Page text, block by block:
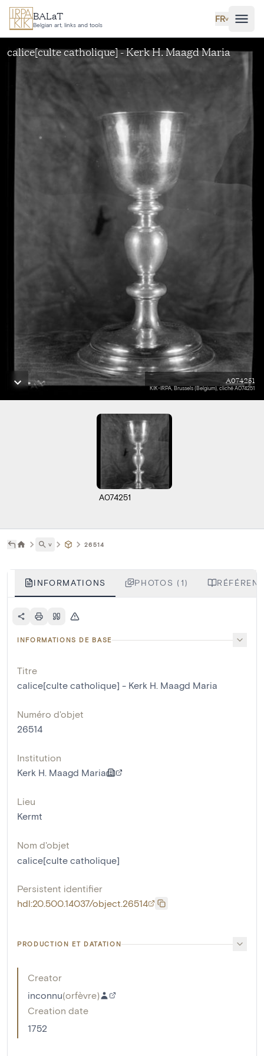
Aller au contenu principal
BALaT
Belgian art, links and tools
FR˅
calice[culte catholique] - Kerk H. Maagd Maria
A074251
KIK-IRPA, Brussels (Belgium), cliché A074251
A074251
˅ 26514
INFORMATIONS PHOTOS (1)
INFORMATIONS DE BASE
Titre
calice[culte catholique] - Kerk H. Maagd Maria
Numéro d'objet
26514
Institution
Kerk H. Maagd Maria
Lieu
Kermt
Nom d'objet
calice[culte catholique]
Persistent identifier
hdl:20.500.14037/object.26514
PRODUCTION ET DATATION
Creator
inconnu(orfèvre)
Creation date
1752